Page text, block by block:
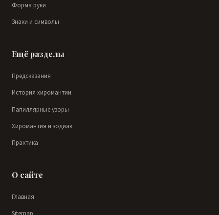
Форма руки
Знаки и символы
Ещё разделы
Предсказания
История хиромантии
Папиллярные узоры
Хиромантия и зодиак
Практика
О сайте
Главная